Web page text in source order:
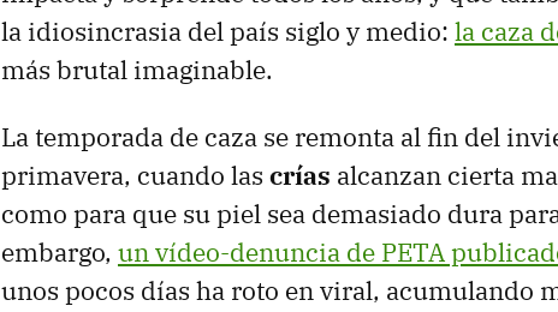
la idiosincrasia del país siglo y medio: la caza
más brutal imaginable.
La temporada de caza se remonta al fin del
primavera, cuando las crías alcanzan cierta
como para que su piel sea demasiado dura
embargo, un vídeo-denuncia de PETA
unos pocos días ha roto en viral, acumulando